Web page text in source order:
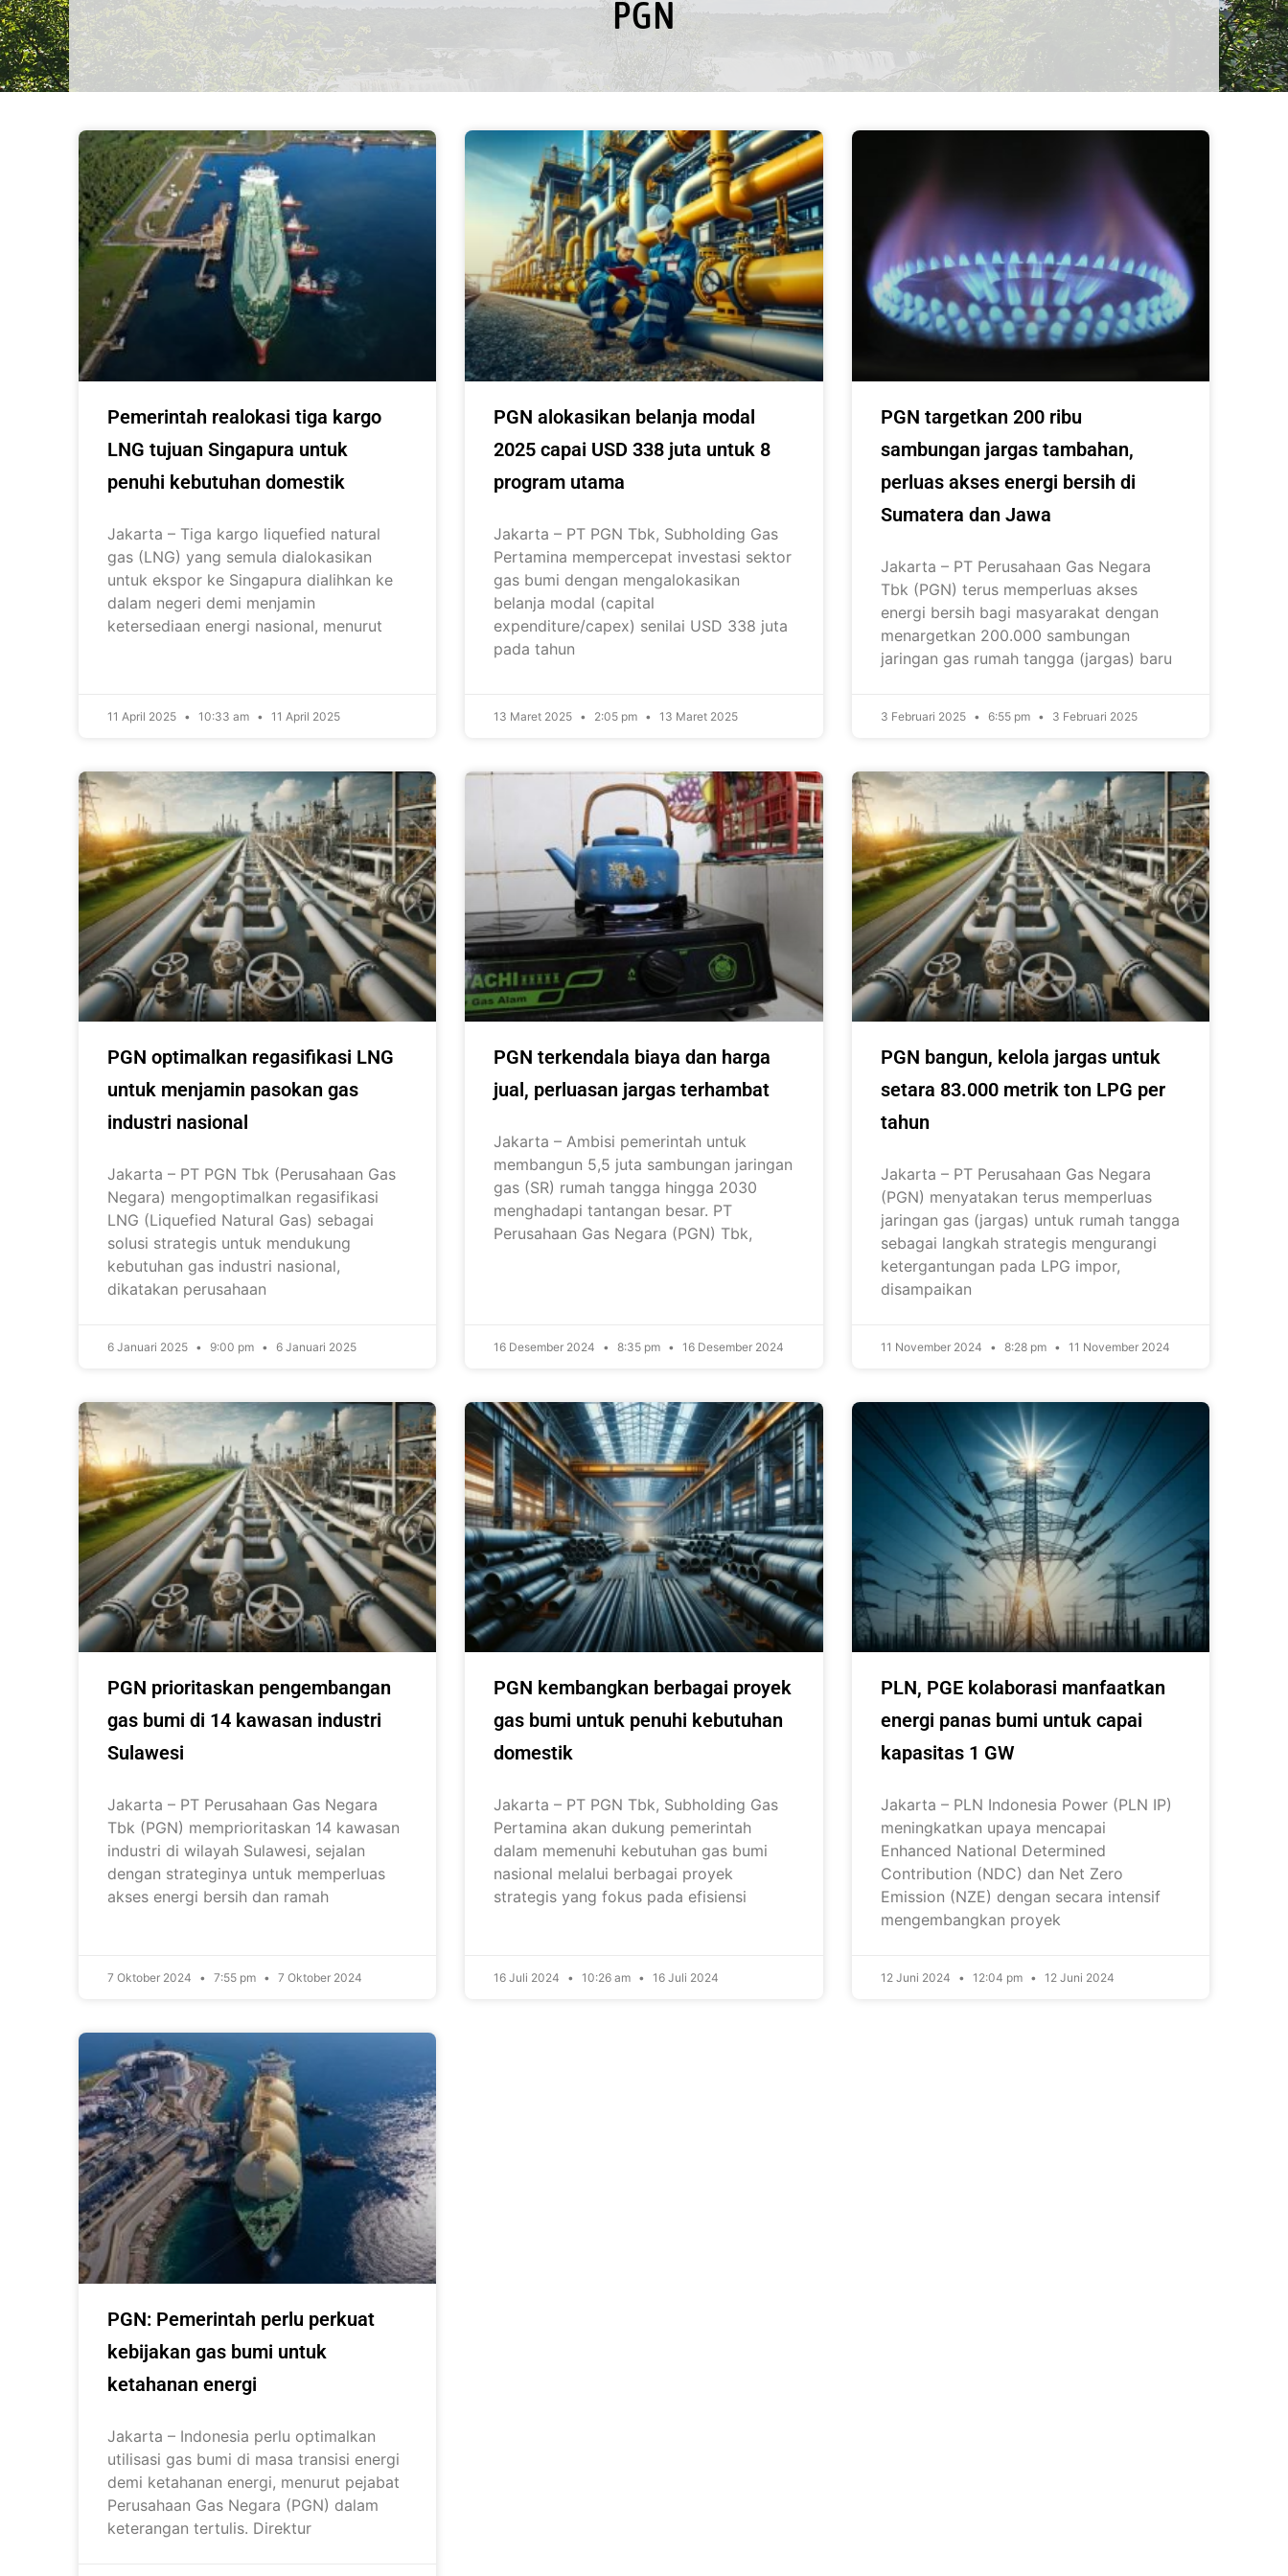
PGN
Pemerintah realokasi tiga kargo
LNG tujuan Singapura untuk
penuhi kebutuhan domestik
Jakarta – Tiga kargo liquefied natural
gas (LNG) yang semula dialokasikan
untuk ekspor ke Singapura dialihkan ke
dalam negeri demi menjamin
ketersediaan energi nasional, menurut
11 April 2025 10:33 am 11 April 2025
PGN alokasikan belanja modal
2025 capai USD 338 juta untuk 8
program utama
Jakarta – PT PGN Tbk, Subholding Gas
Pertamina mempercepat investasi sektor
gas bumi dengan mengalokasikan
belanja modal (capital
expenditure/capex) senilai USD 338 juta
pada tahun
13 Maret 2025 2:05 pm 13 Maret 2025
PGN targetkan 200 ribu
sambungan jargas tambahan,
perluas akses energi bersih di
Sumatera dan Jawa
Jakarta – PT Perusahaan Gas Negara
Tbk (PGN) terus memperluas akses
energi bersih bagi masyarakat dengan
menargetkan 200.000 sambungan
jaringan gas rumah tangga (jargas) baru
3 Februari 2025 6:55 pm 3 Februari 2025
PGN optimalkan regasifikasi LNG
untuk menjamin pasokan gas
industri nasional
Jakarta – PT PGN Tbk (Perusahaan Gas
Negara) mengoptimalkan regasifikasi
LNG (Liquefied Natural Gas) sebagai
solusi strategis untuk mendukung
kebutuhan gas industri nasional,
dikatakan perusahaan
6 Januari 2025 9:00 pm 6 Januari 2025
PGN terkendala biaya dan harga
jual, perluasan jargas terhambat
Jakarta – Ambisi pemerintah untuk
membangun 5,5 juta sambungan jaringan
gas (SR) rumah tangga hingga 2030
menghadapi tantangan besar. PT
Perusahaan Gas Negara (PGN) Tbk,
16 Desember 2024 8:35 pm 16 Desember 2024
PGN bangun, kelola jargas untuk
setara 83.000 metrik ton LPG per
tahun
Jakarta – PT Perusahaan Gas Negara
(PGN) menyatakan terus memperluas
jaringan gas (jargas) untuk rumah tangga
sebagai langkah strategis mengurangi
ketergantungan pada LPG impor,
disampaikan
11 November 2024 8:28 pm 11 November 2024
PGN prioritaskan pengembangan
gas bumi di 14 kawasan industri
Sulawesi
Jakarta – PT Perusahaan Gas Negara
Tbk (PGN) memprioritaskan 14 kawasan
industri di wilayah Sulawesi, sejalan
dengan strateginya untuk memperluas
akses energi bersih dan ramah
7 Oktober 2024 7:55 pm 7 Oktober 2024
PGN kembangkan berbagai proyek
gas bumi untuk penuhi kebutuhan
domestik
Jakarta – PT PGN Tbk, Subholding Gas
Pertamina akan dukung pemerintah
dalam memenuhi kebutuhan gas bumi
nasional melalui berbagai proyek
strategis yang fokus pada efisiensi
16 Juli 2024 10:26 am 16 Juli 2024
PLN, PGE kolaborasi manfaatkan
energi panas bumi untuk capai
kapasitas 1 GW
Jakarta – PLN Indonesia Power (PLN IP)
meningkatkan upaya mencapai
Enhanced National Determined
Contribution (NDC) dan Net Zero
Emission (NZE) dengan secara intensif
mengembangkan proyek
12 Juni 2024 12:04 pm 12 Juni 2024
PGN: Pemerintah perlu perkuat
kebijakan gas bumi untuk
ketahanan energi
Jakarta – Indonesia perlu optimalkan
utilisasi gas bumi di masa transisi energi
demi ketahanan energi, menurut pejabat
Perusahaan Gas Negara (PGN) dalam
keterangan tertulis. Direktur